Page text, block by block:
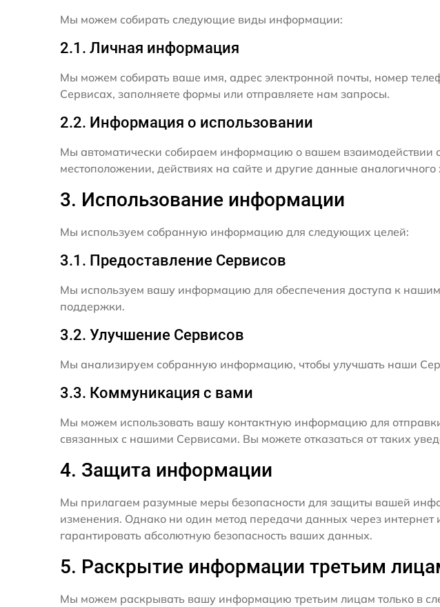
Мы можем собирать следующие виды информации:
2.1. Личная информация
Мы можем собирать ваше имя, адрес электронной почты, номер
Сервисах, заполняете формы или отправляете нам запросы.
2.2. Информация о использовании
Мы автоматически собираем информацию о вашем
местоположении, действиях на сайте и другие данные аналогичного
3. Использование информации
Мы используем собранную информацию для следующих целей:
3.1. Предоставление Сервисов
Мы используем вашу информацию для обеспечения доступа к
поддержки.
3.2. Улучшение Сервисов
Мы анализируем собранную информацию, чтобы улучшать наши
3.3. Коммуникация с вами
Мы можем использовать вашу контактную информацию для
связанных с нашими Сервисами. Вы можете отказаться от таких
4. Защита информации
Мы прилагаем разумные меры безопасности для защиты вашей
изменения. Однако ни один метод передачи данных через
гарантировать абсолютную безопасность ваших данных.
5. Раскрытие информации третьим
Мы можем раскрывать вашу информацию третьим лицам только в